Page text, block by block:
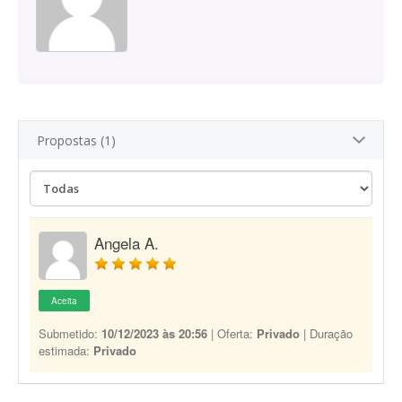
Propostas (1)
Angela A.
Aceita
Submetido: 10/12/2023 às 20:56 | Oferta: Privado | Duração
estimada: Privado